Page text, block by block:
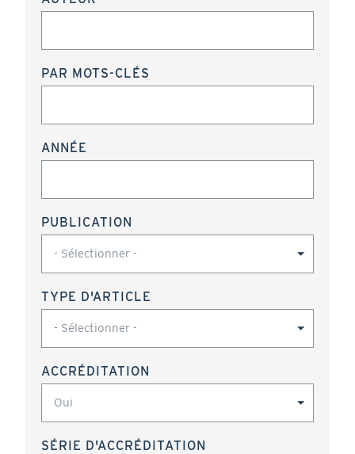
PAR MOTS-CLÉS
ANNÉE
PUBLICATION
TYPE D'ARTICLE
ACCRÉDITATION
SÉRIE D'ACCRÉDITATION